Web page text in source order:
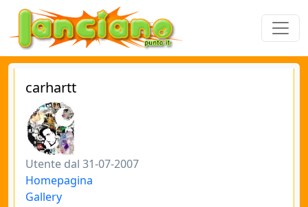
carhartt
Utente dal 31-07-2007
Homepagina
Gallery